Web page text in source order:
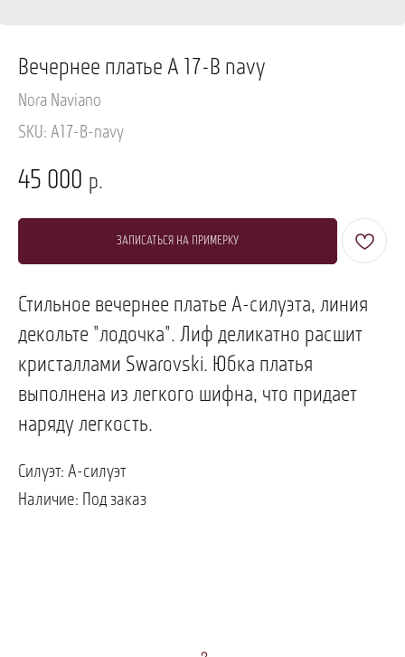
ПОЗВОНИТЬ
Вечернее платье A 17-B navy
Nora Naviano
SKU: A17-B-navy
45 000 р.
ЗАПИСАТЬСЯ НА ПРИМЕРКУ
Стильное вечернее платье А-силуэта, линия
декольте "лодочка". Лиф деликатно расшит
кристаллами Swarovski. Юбка платья
выполнена из легкого шифна, что придает
наряду легкость.
Силуэт: А-силуэт
Наличие: Под заказ